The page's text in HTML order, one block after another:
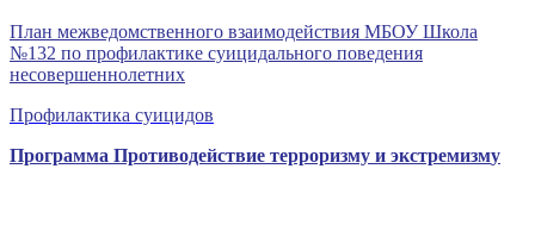
План межведомственного взаимодействия МБОУ Школа
№132 по профилактике суицидального поведения
несовершеннолетних
Профилактика суицидов
Программа Противодействие терроризму и экстремизму